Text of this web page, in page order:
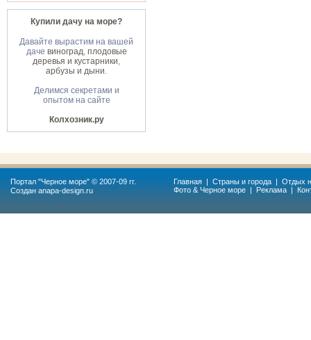
Купили дачу на море?
Давайте вырастим на вашей
даче виноград, плодовые
деревья и кустарники,
арбузы и дыни.
Делимся секретами и
опытом на сайте
Колхозник.ру
Портал "Черное море" © 2007-09 гг.
Создан anapa-design.ru
Главная | Страны и города | Отдых
Фото & Черное море | Реклама |